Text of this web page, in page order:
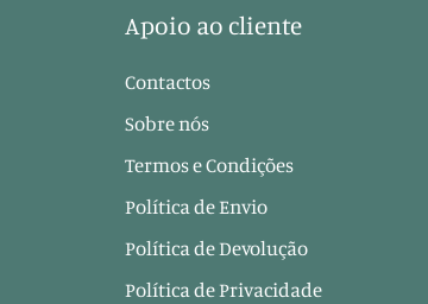
Apoio ao cliente
Contactos
Sobre nós
Termos e Condições
Política de Envio
Política de Devolução
Política de Privacidade